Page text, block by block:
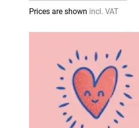
Prices are shown incl. VAT